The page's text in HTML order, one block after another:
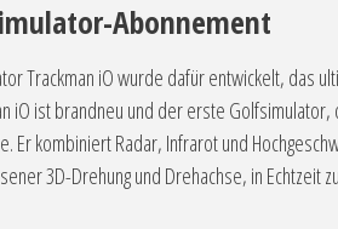
Abonnement
Trackman iO wurde dafür entwickelt, das
iO ist brandneu und der erste
Er kombiniert Radar, Infrarot und
3D-Drehung und Drehachse, in Echtzeit